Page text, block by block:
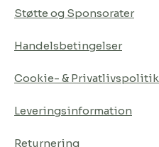
Støtte og Sponsorater
Handelsbetingelser
Cookie- & Privatlivspolitik
Leveringsinformation
Returnering